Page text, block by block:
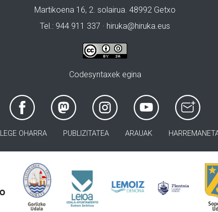
Martikoena 16, 2. solairua. 48992 Getxo
Tel.: 944 911 337 · hiruka@hiruka.eus
Codesyntaxek egina
LEGE OHARRA PUBLIZITATEA ARAUAK